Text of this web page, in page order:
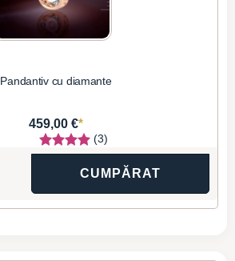
Pandantiv cu diamante
459,00 €*
(3)
CUMPĂRAT